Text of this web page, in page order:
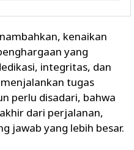
kenaikan
yang
integritas, dan
tugas
perlu disadari, bahwa
dari perjalanan,
jawab yang lebih besar.